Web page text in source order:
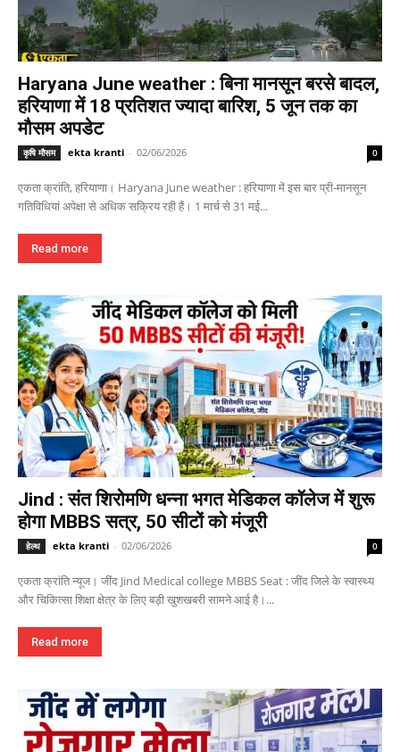
Haryana June weather : बिना मानसून बरसे बादल,
हरियाणा में 18 प्रतिशत ज्यादा बारिश, 5 जून तक का
मौसम अपडेट
कृषि मौसम ekta kranti - 02/06/2026 0
एकता क्रांति, हरियाणा। Haryana June weather : हरियाणा में इस बार प्री-मानसून
गतिविधियां अपेक्षा से अधिक सक्रिय रही हैं। 1 मार्च से 31 मई...
Read more
Jind : संत शिरोमणि धन्ना भगत मेडिकल कॉलेज में शुरू
होगा MBBS सत्र, 50 सीटों को मंजूरी
हेल्थ ekta kranti - 02/06/2026 0
एकता क्रांति न्यूज। जींद Jind Medical college MBBS Seat : जींद जिले के स्वास्थ्य
और चिकित्सा शिक्षा क्षेत्र के लिए बड़ी खुशखबरी सामने आई है।...
Read more